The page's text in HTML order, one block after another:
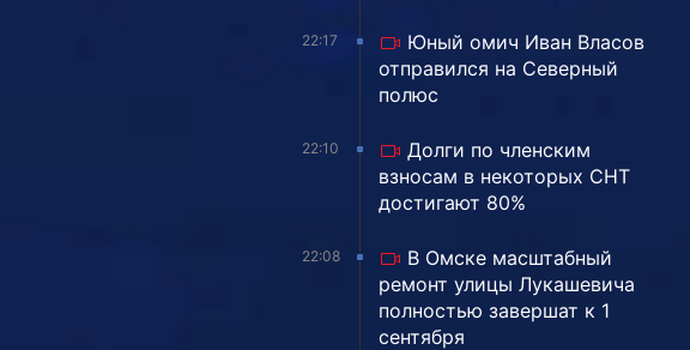
22:17
Юный омич Иван Власов
отправился на Северный
полюс
22:10
Долги по членским
взносам в некоторых СНТ
достигают 80%
22:08
В Омске масштабный
ремонт улицы Лукашевича
полностью завершат к 1
сентября